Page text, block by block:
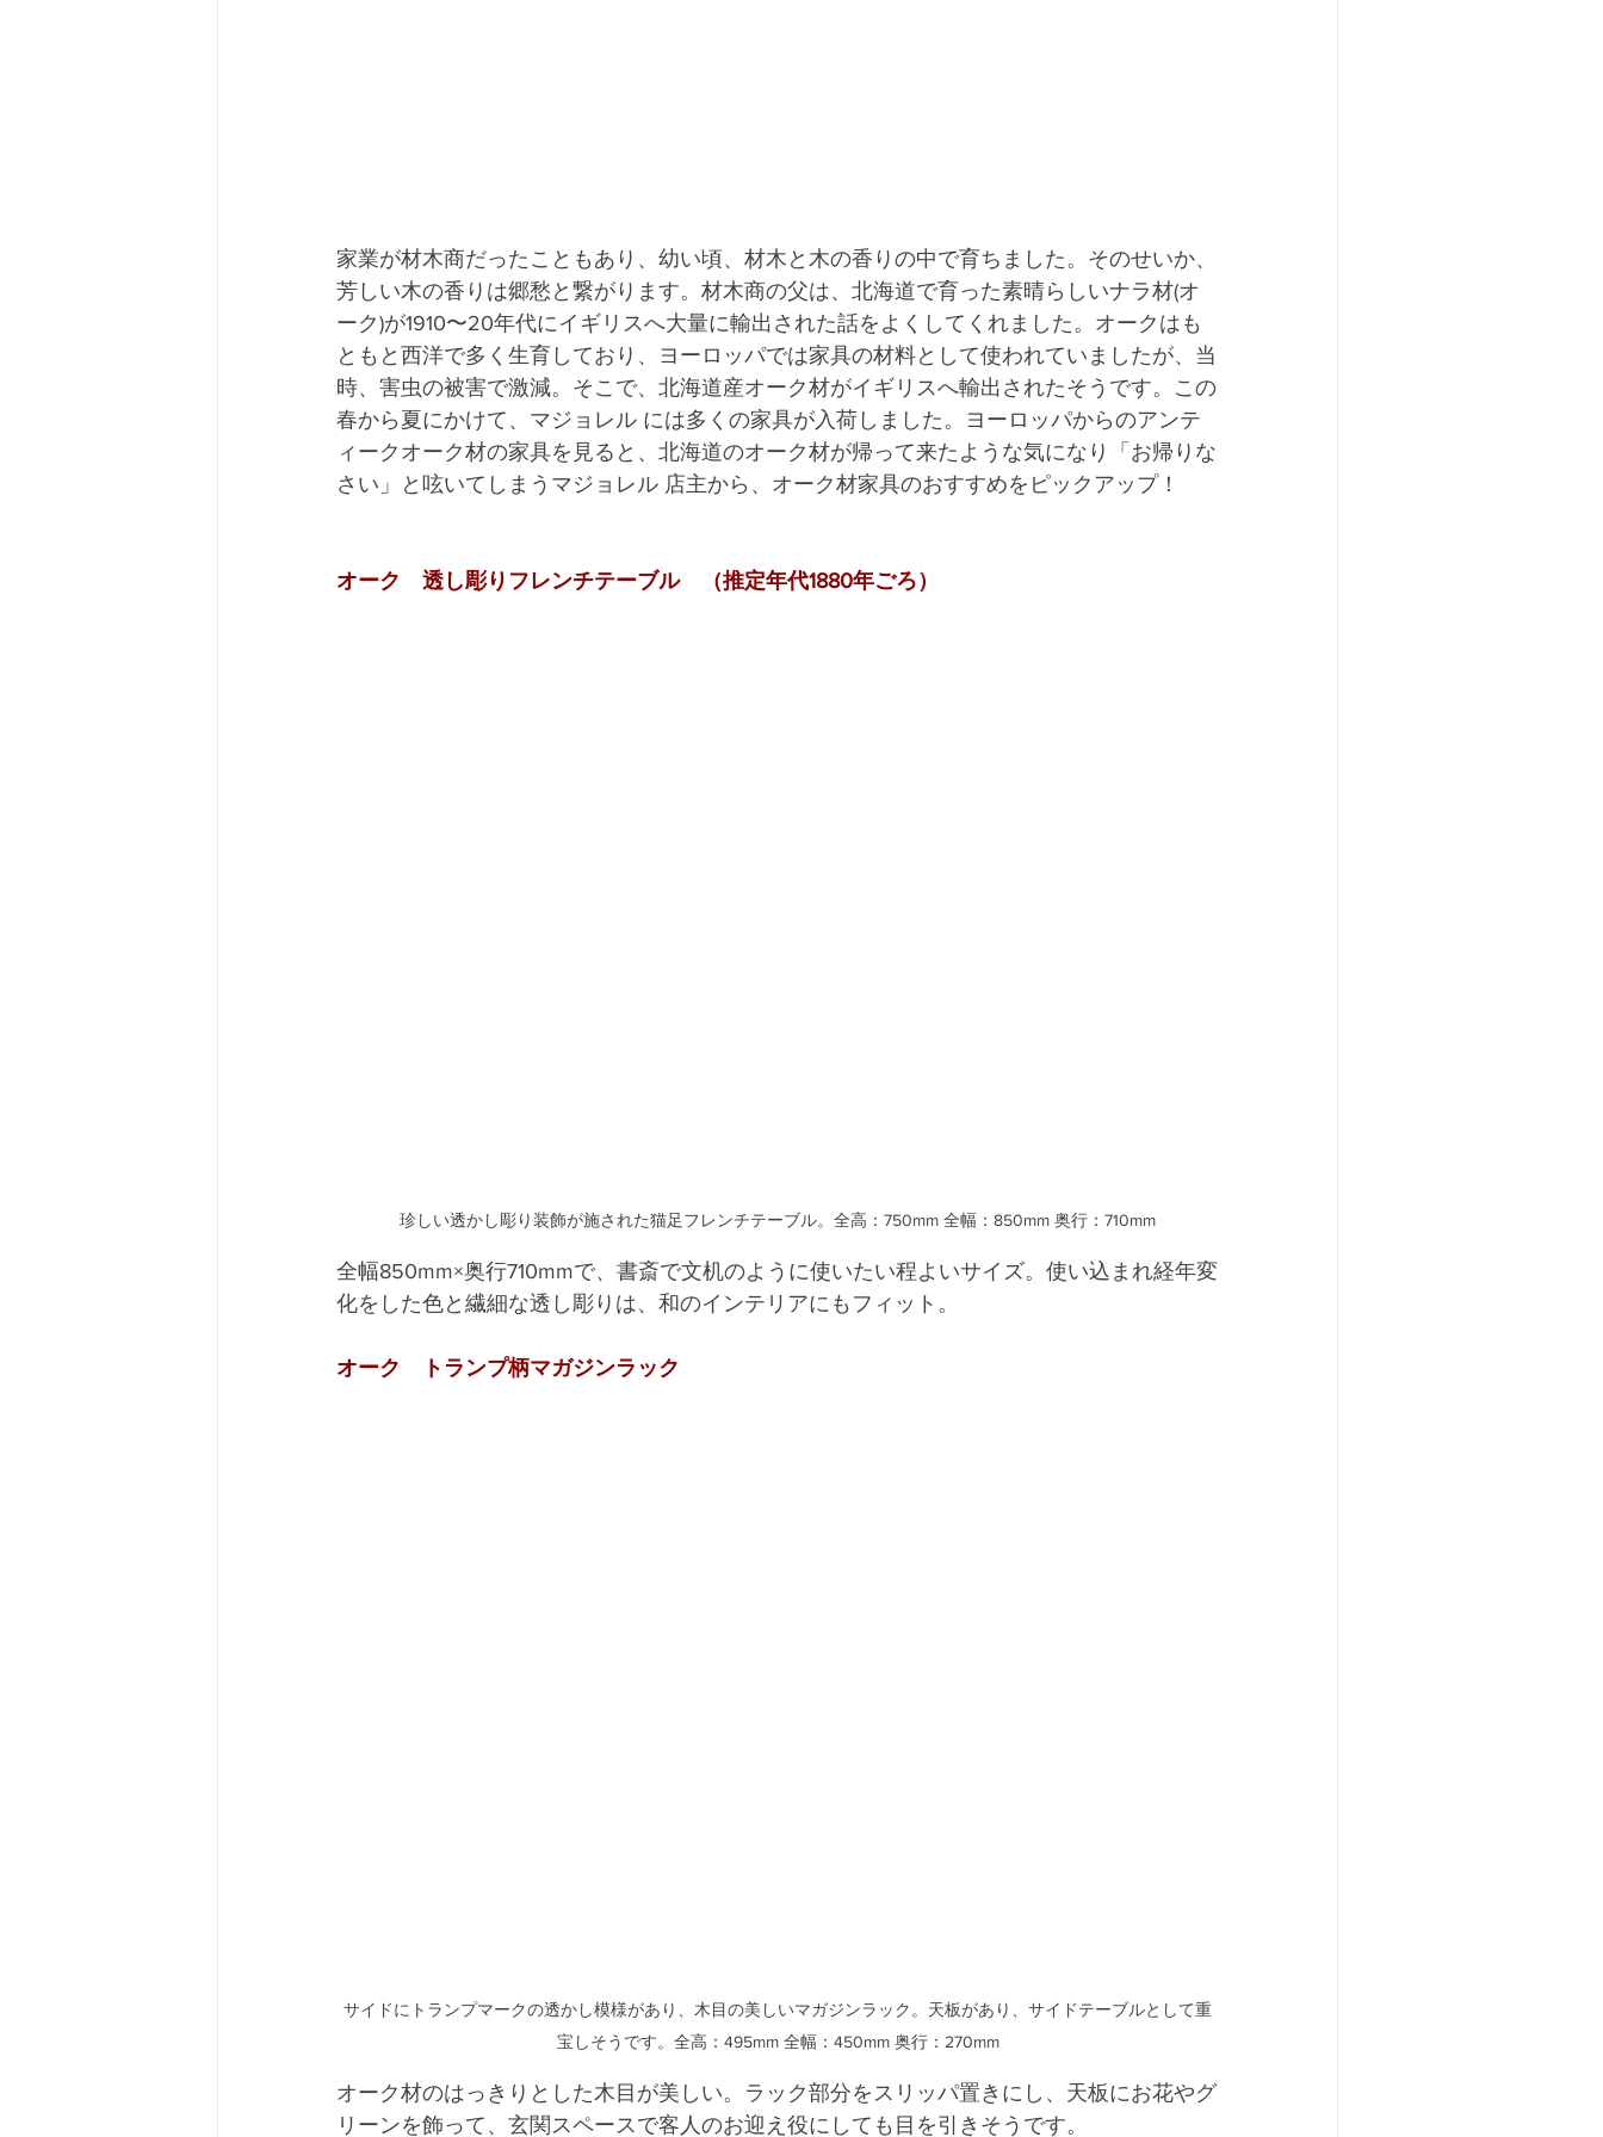
家業が材木商だったこともあり、幼い頃、材木と木の香りの中で育ちました。そのせいか、
芳しい木の香りは郷愁と繋がります。材木商の父は、北海道で育った素晴らしいナラ材(オ
ーク)が1910〜20年代にイギリスへ大量に輸出された話をよくしてくれました。オークはも
ともと西洋で多く生育しており、ヨーロッパでは家具の材料として使われていましたが、当
時、害虫の被害で激減。そこで、北海道産オーク材がイギリスへ輸出されたそうです。この
春から夏にかけて、マジョレル には多くの家具が入荷しました。ヨーロッパからのアンテ
ィークオーク材の家具を見ると、北海道のオーク材が帰って来たような気になり「お帰りな
さい」と呟いてしまうマジョレル 店主から、オーク材家具のおすすめをピックアップ！
オーク　透し彫りフレンチテーブル　（推定年代1880年ごろ）
珍しい透かし彫り装飾が施された猫足フレンチテーブル。全高：750mm 全幅：850mm 奥行：710mm
全幅850mm×奥行710mmで、書斎で文机のように使いたい程よいサイズ。使い込まれ経年変
化をした色と繊細な透し彫りは、和のインテリアにもフィット。
オーク　トランプ柄マガジンラック
サイドにトランプマークの透かし模様があり、木目の美しいマガジンラック。天板があり、サイドテーブルとして重
宝しそうです。全高：495mm 全幅：450mm 奥行：270mm
オーク材のはっきりとした木目が美しい。ラック部分をスリッパ置きにし、天板にお花やグ
リーンを飾って、玄関スペースで客人のお迎え役にしても目を引きそうです。